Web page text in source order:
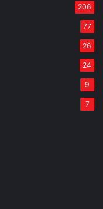
206
77
26
24
9
7